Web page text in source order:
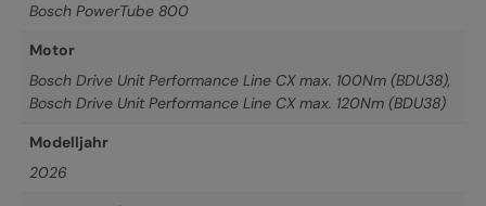
Bosch PowerTube 800
Motor
Bosch Drive Unit Performance Line CX max. 100Nm (BDU38),
Bosch Drive Unit Performance Line CX max. 120Nm (BDU38)
Modelljahr
2026